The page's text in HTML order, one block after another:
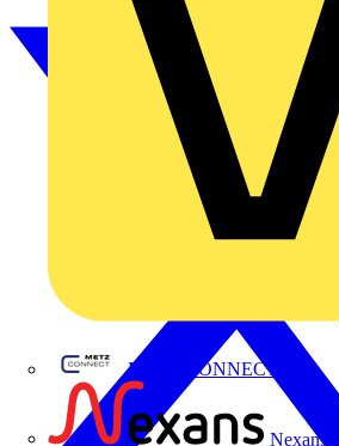
METZ CONNECT
Nexans